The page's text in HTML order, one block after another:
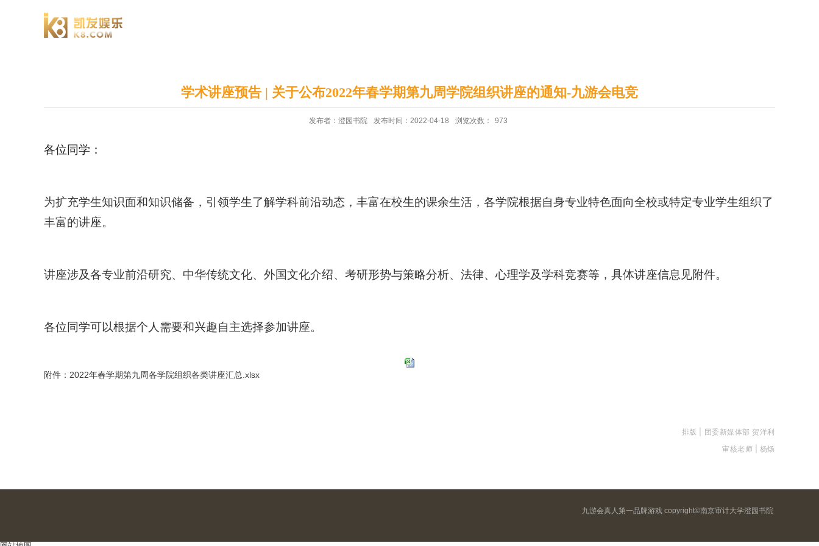
学术讲座预告 | 关于公布2022年春学期第九周学院组织讲座的通知-九游会电竞
发布者：澄园书院 发布时间：2022-04-18 浏览次数： 973
各位同学：
为扩充学生知识面和知识储备，引领学生了解学科前沿动态，丰富在校生的课余生活，各学院根据自身专业特色面向全校或特定专业学生组织了
丰富的讲座。
讲座涉及各专业前沿研究、中华传统文化、外国文化介绍、考研形势与策略分析、法律、心理学及学科竞赛等，具体讲座信息见附件。
各位同学可以根据个人需要和兴趣自主选择参加讲座。
附件：2022年春学期第九周各学院组织各类讲座汇总.xlsx
排版 | 团委新媒体部 贺洋利
审核老师 | 杨炀
九游会真人第一品牌游戏 copyright©南京审计大学澄园书院